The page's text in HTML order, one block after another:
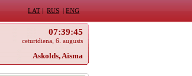
LAT | RUS | ENG
07:39:45
ceturtdiena, 6. augusts
Askolds, Aisma